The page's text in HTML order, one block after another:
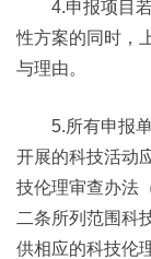
4.申报项目若
性方案的同时，
与理由。
5.所有申报单
开展的科技活动
技伦理审查办法
二条所列范围科
供相应的科技伦